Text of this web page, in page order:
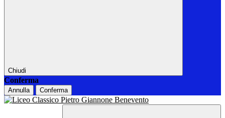
Chiudi
Conferma
Annulla Conferma